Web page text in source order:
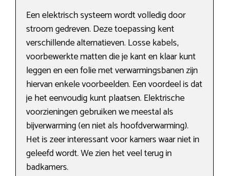
Een elektrisch systeem wordt volledig door
stroom gedreven. Deze toepassing kent
verschillende alternatieven. Losse kabels,
voorbewerkte matten die je kant en klaar kunt
leggen en een folie met verwarmingsbanen zijn
hiervan enkele voorbeelden. Een voordeel is dat
je het eenvoudig kunt plaatsen. Elektrische
voorzieningen gebruiken we meestal als
bijverwarming (en niet als hoofdverwarming).
Het is zeer interessant voor kamers waar niet in
geleefd wordt. We zien het veel terug in
badkamers.